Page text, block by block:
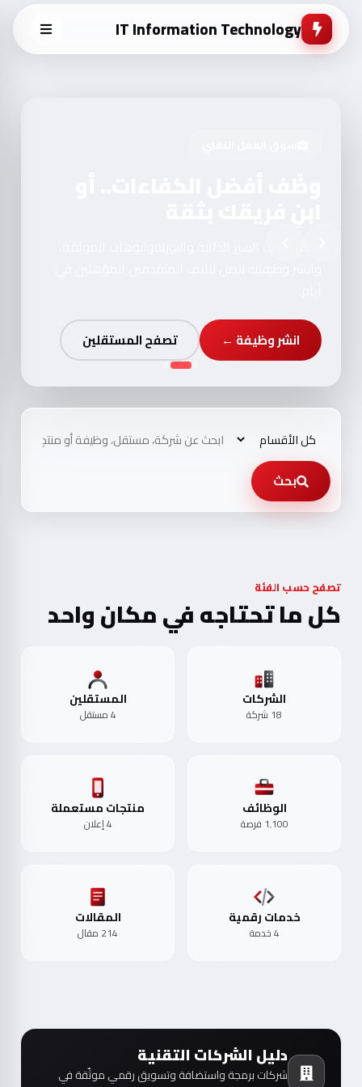
IT Information Technology
انشر وظيفة ← تصفح المستقلين
بحث
تصفح حسب الفئة
كل ما تحتاجه في مكان واحد
الشركات
18 شركة
المستقلين
4 مستقل
الوظائف
1٬100 فرصة
منتجات مستعملة
4 إعلان
خدمات رقمية
4 خدمة
المقالات
214 مقال
دليل الشركات التقنية
شركات برمجة واستضافة وتسويق رقمي موثّقة في